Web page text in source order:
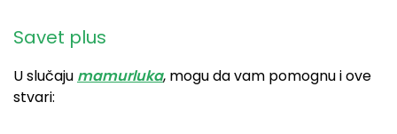
Savet plus
U slučaju mamurluka, mogu da vam pomognu i ove
stvari: